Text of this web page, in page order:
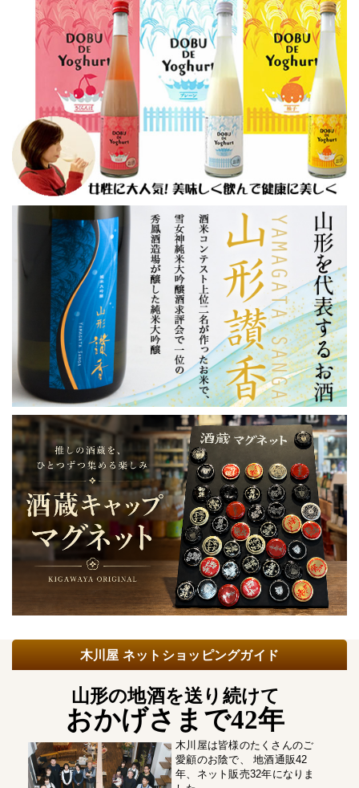
木川屋 ネットショッピングガイド
山形の地酒を送り続けて
おかげさまで42年
木川屋は皆様のたくさんのご
愛顧のお陰で、 地酒通販42
年、ネット販売32年になりま